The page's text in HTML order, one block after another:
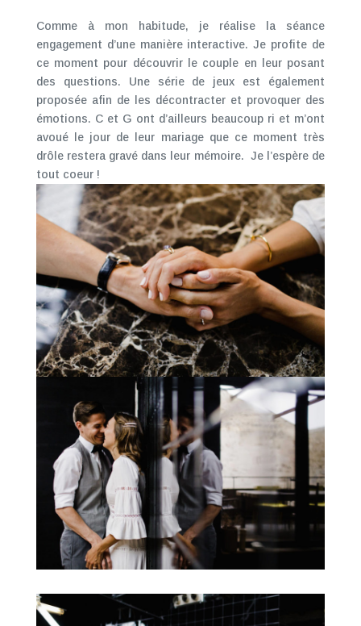
Comme à mon habitude, je réalise la séance
engagement d’une manière interactive. Je profite de
ce moment pour découvrir le couple en leur posant
des questions. Une série de jeux est également
proposée afin de les décontracter et provoquer des
émotions. C et G ont d’ailleurs beaucoup ri et m’ont
avoué le jour de leur mariage que ce moment très
drôle restera gravé dans leur mémoire. Je l’espère de
tout coeur !